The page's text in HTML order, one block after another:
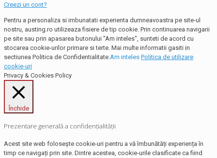
Creezi un cont?
Pentru a personaliza si imbunatati experienta dumneavoastra pe site-ul
nostru, austing.ro utilizeaza fisiere de tip cookie. Prin continuarea navigarii
pe site sau prin apasarea butonului "Am inteles", sunteti de acord cu
stocarea cookie-urilor primare si terte. Mai multe informatii gasiti in
sectiunea Politica de Confidentialitate. Am inteles Politica de utilizare
cookie-uri
Privacy & Cookies Policy
Închide
Prezentare generală a confidențialității
Acest site web folosește cookie-uri pentru a vă îmbunătăți experiența în
timp ce navigați prin site. Dintre acestea, cookie-urile clasificate ca fiind